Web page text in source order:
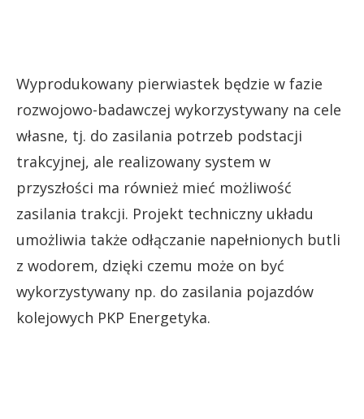
Wyprodukowany pierwiastek będzie w fazie
rozwojowo-badawczej wykorzystywany na cele
własne, tj. do zasilania potrzeb podstacji
trakcyjnej, ale realizowany system w
przyszłości ma również mieć możliwość
zasilania trakcji. Projekt techniczny układu
umożliwia także odłączanie napełnionych butli
z wodorem, dzięki czemu może on być
wykorzystywany np. do zasilania pojazdów
kolejowych PKP Energetyka.